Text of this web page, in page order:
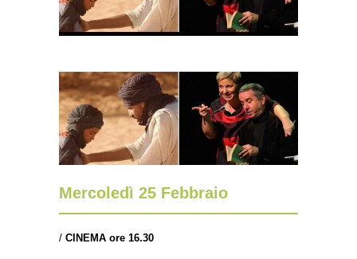
Mercoledì 25 Febbraio
/ CINEMA ore 16.30